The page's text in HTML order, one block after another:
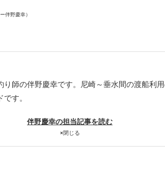
伴野慶幸）
り師の伴野慶幸です。尼崎～垂水間の渡船利
す。
伴野慶幸の担当記事を読む
×閉じる